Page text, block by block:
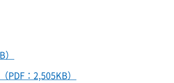
：2,505KB）